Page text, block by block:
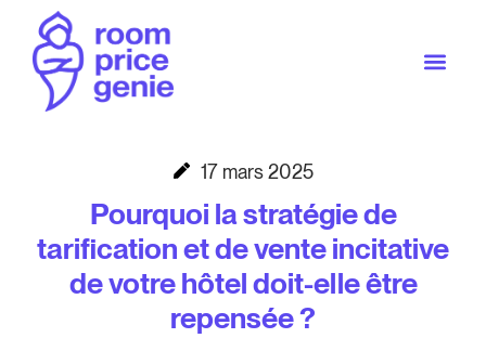
17 mars 2025
Pourquoi la stratégie de
tarification et de vente incitative
de votre hôtel doit-elle être
repensée ?